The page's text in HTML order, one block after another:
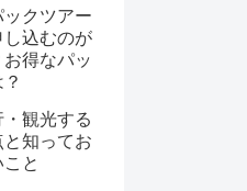
クツアー
し込むのが
得なパッ
観光する
知ってお
と